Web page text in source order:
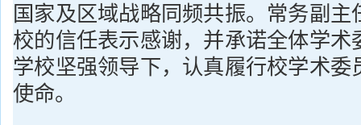
国家及区域战略同频共振。常务副主
校的信任表示感谢，并承诺全体学术
学校坚强领导下，认真履行校学术委
使命。